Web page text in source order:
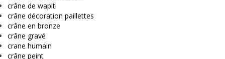
crâne de wapiti
crâne décoration paillettes
crâne en bronze
crâne gravé
crane humain
crâne peint